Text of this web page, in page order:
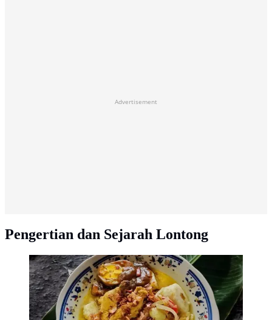
Advertisement
Pengertian dan Sejarah Lontong
Resep lontong Cap Go Meh. (dok. Cookpad
@tyas_yodha)